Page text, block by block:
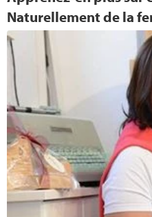
Naturellement de la